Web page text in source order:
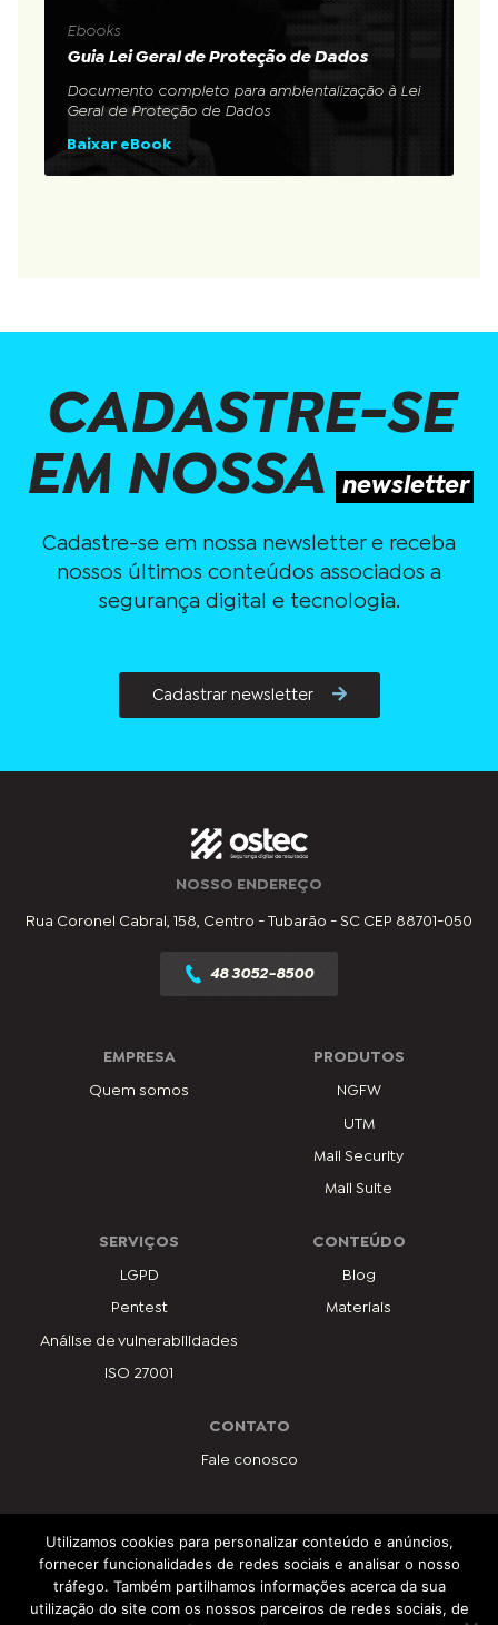
Ebooks
Guia Lei Geral de Proteção de Dados
Documento completo para ambientalização à Lei
Geral de Proteção de Dados
Baixar eBook
CADASTRE-SE
EM NOSSA newsletter
Cadastre-se em nossa newsletter e receba
nossos últimos conteúdos associados a
segurança digital e tecnologia.
Cadastrar newsletter
NOSSO ENDEREÇO
Rua Coronel Cabral, 158, Centro - Tubarão - SC CEP 88701-050
48 3052-8500
EMPRESA
Quem somos
PRODUTOS
NGFW
UTM
Mail Security
Mail Suite
SERVIÇOS
LGPD
Pentest
Análise de vulnerabilidades
ISO 27001
CONTEÚDO
Blog
Materiais
CONTATO
Fale conosco
PROGRAMAS
Utilizamos cookies para personalizar conteúdo e anúncios,
fornecer funcionalidades de redes sociais e analisar o nosso
tráfego. Também partilhamos informações acerca da sua
utilização do site com os nossos parceiros de redes sociais, de